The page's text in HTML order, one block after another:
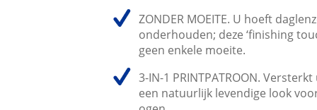
ZONDER MOEITE. U hoeft
onderhouden; deze ‘finishing
geen enkele moeite.
3-IN-1 PRINTPATROON.
een natuurlijk levendige look